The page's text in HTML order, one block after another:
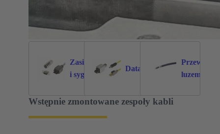
Zasilanie
i sygnał
1026 Data 471
Przewody
luzem
Wstępnie zmontowane zespoły kabli